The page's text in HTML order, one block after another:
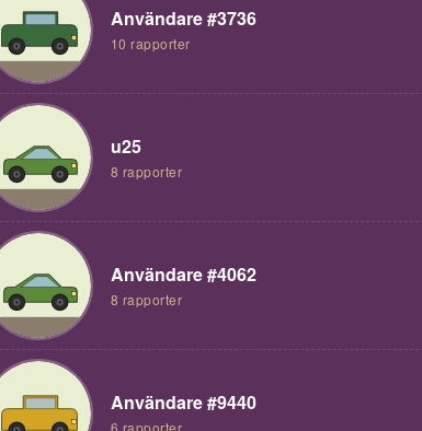
Användare #3736
10 rapporter
u25
8 rapporter
Användare #4062
8 rapporter
Användare #9440
6 rapporter